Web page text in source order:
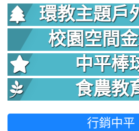
環教主題戶
校園空間
中平棒
食農教
行銷中平